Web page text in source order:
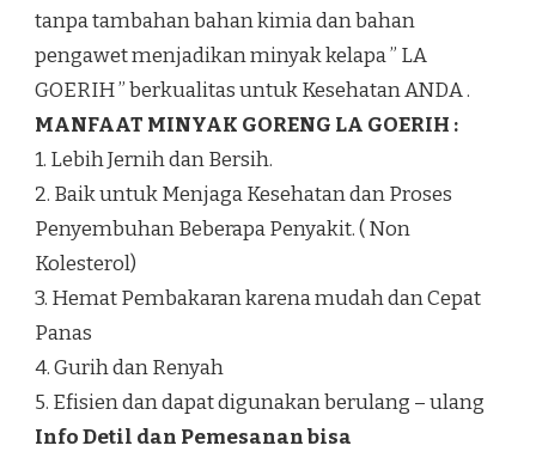
tanpa tambahan bahan kimia dan bahan
pengawet menjadikan minyak kelapa ” LA
GOERIH ” berkualitas untuk Kesehatan ANDA .
MANFAAT MINYAK GORENG LA GOERIH :
1. Lebih Jernih dan Bersih.
2. Baik untuk Menjaga Kesehatan dan Proses
Penyembuhan Beberapa Penyakit. ( Non
Kolesterol)
3. Hemat Pembakaran karena mudah dan Cepat
Panas
4. Gurih dan Renyah
5. Efisien dan dapat digunakan berulang – ulang
Info Detil dan Pemesanan bisa